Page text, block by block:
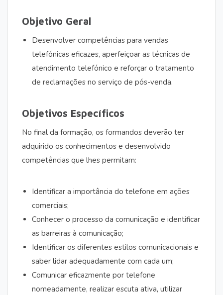
Objetivo Geral
Desenvolver competências para vendas
telefónicas eficazes, aperfeiçoar as técnicas de
atendimento telefónico e reforçar o tratamento
de reclamações no serviço de pós-venda.
Objetivos Específicos
No final da formação, os formandos deverão ter
adquirido os conhecimentos e desenvolvido
competências que lhes permitam:
Identificar a importância do telefone em ações
comerciais;
Conhecer o processo da comunicação e identificar
as barreiras à comunicação;
Identificar os diferentes estilos comunicacionais e
saber lidar adequadamente com cada um;
Comunicar eficazmente por telefone
nomeadamente, realizar escuta ativa, utilizar